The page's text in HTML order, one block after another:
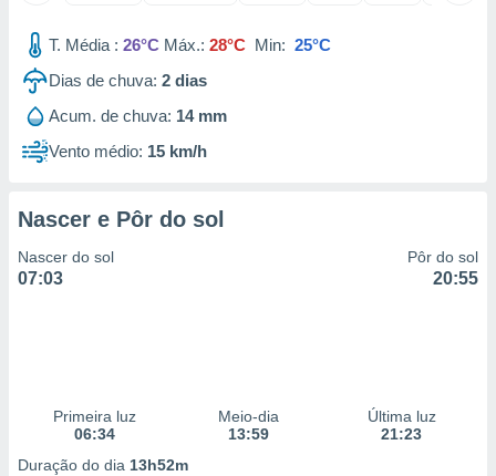
utilizar
criar
medir
medir o
dos
fontes,
e melhorar
dados
T. Média : 26°C Máx.: 28°C Min: 25°C
Dias de chuva: 2 dias
Acum. de chuva: 14 mm
Vento médio: 15 km/h
Nascer e Pôr do sol
Nascer do sol
07:03
Pôr do sol
20:55
Primeira luz
06:34
Meio-dia
13:59
Última luz
21:23
Duração do dia 13h52m